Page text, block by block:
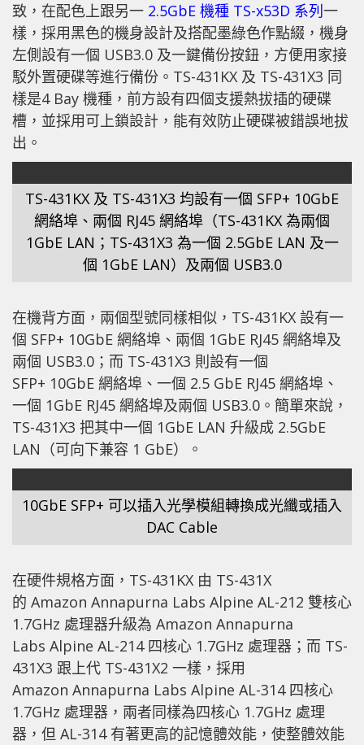
致，在配色上跟另一 2.5GbE 機種 TS-x53D 系列一
樣，採用黑色的機身設計及搭配墨綠色作點綴，機身
左側設有一個 USB3.0 及一鍵備份按鈕，方便用家接
駁外置硬碟等進行備份。TS-431KX 及 TS-431X3 同
樣是4 Bay 機種，前方設有四個支援熱拔插的硬碟
槽，並採用可上鎖設計，能有效防止硬碟被錯誤地拔
出。
TS-431KX 及 TS-431X3 均設有一個 SFP+ 10GbE
網絡埠、兩個 RJ45 網絡埠（TS-431KX 為兩個
1GbE LAN；TS-431X3 為一個 2.5GbE LAN 及一
個 1GbE LAN）及兩個 USB3.0
在機背方面，兩個型號同樣相似，TS-431KX 設有一
個 SFP+ 10GbE 網絡埠、兩個 1GbE RJ45 網絡埠及
兩個 USB3.0；而 TS-431X3 則設有一個
SFP+ 10GbE 網絡埠、一個 2.5 GbE RJ45 網絡埠、
一個 1GbE RJ45 網絡埠及兩個 USB3.0。簡單來說，
TS-431X3 把其中一個 1GbE LAN 升級成 2.5GbE
LAN（可向下兼容 1 GbE）。
10GbE SFP+ 可以插入光學模組轉換成光纖或插入
DAC Cable
在硬件規格方面，TS-431KX 由 TS-431X
的 Amazon Annapurna Labs Alpine AL-212 雙核心
1.7GHz 處理器升級為 Amazon Annapurna
Labs Alpine AL-214 四核心 1.7GHz 處理器；而 TS-
431X3 跟上代 TS-431X2 一樣，採用
Amazon Annapurna Labs Alpine AL-314 四核心
1.7GHz 處理器，兩者同樣為四核心 1.7GHz 處理
器，但 AL-314 有著更高的記憶體效能，使整體效能